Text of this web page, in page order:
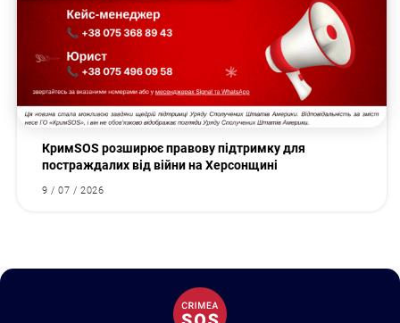
КримSOS розширює правову підтримку для
постраждалих від війни на Херсонщині
9 / 07 / 2026